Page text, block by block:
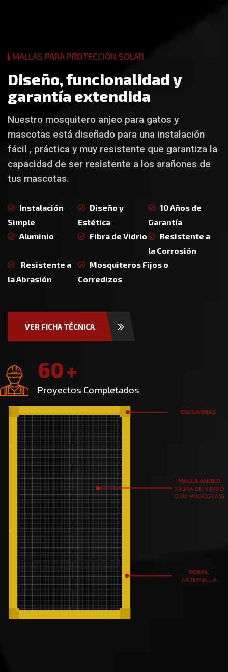
MALLAS PARA PROTECCIÓN SOLAR
Diseño,funcionalidad y
garantía extendida
Nuestro mosquitero anjeo para gatos y
mascotas está diseñado para una instalación
fácil , práctica y muy resistente que garantiza la
capacidad de ser resistente a los arañones de
tus mascotas.
Instalación
Simple
Diseño y
Estética
10 Años de
Garantía
Aluminio
Fibra de Vidrio
Resistente a
la Corrosión
Resistente a
la Abrasión
Mosquiteros Fijos o
Corredizos
VER FICHA TÉCNICA
60+
Proyectos Completados